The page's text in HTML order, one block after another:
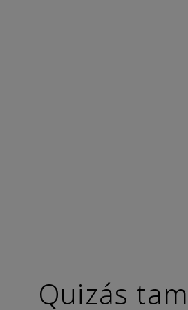
Quizás